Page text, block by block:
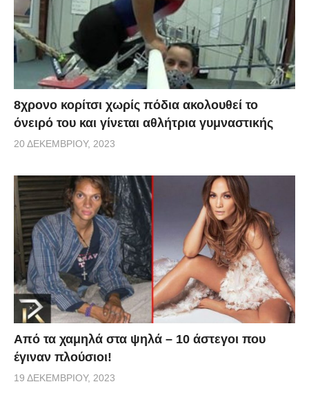
8χρονο κορίτσι χωρίς πόδια ακολουθεί το
όνειρό του και γίνεται αθλήτρια γυμναστικής
20 ΔΕΚΕΜΒΡΊΟΥ, 2023
Από τα χαμηλά στα ψηλά – 10 άστεγοι που
έγιναν πλούσιοι!
19 ΔΕΚΕΜΒΡΊΟΥ, 2023